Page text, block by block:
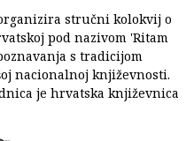
stručni kolokvij o
pod nazivom 'Ritam
s tradicijom
nacionalnoj književnosti.
je hrvatska književnica